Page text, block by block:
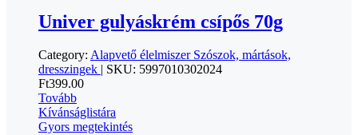
Univer gulyáskrém csípős 70g
Category: Alapvető élelmiszer Szószok, mártások,
dresszingek | SKU: 5997010302024
Ft399.00
Tovább
Kívánságlistára
Gyors megtekintés